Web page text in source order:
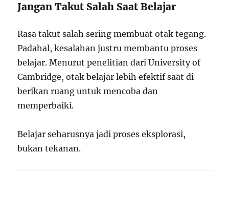
Jangan Takut Salah Saat Belajar
Rasa takut salah sering membuat otak tegang.
Padahal, kesalahan justru membantu proses
belajar. Menurut penelitian dari University of
Cambridge, otak belajar lebih efektif saat di
berikan ruang untuk mencoba dan
memperbaiki.
Belajar seharusnya jadi proses eksplorasi,
bukan tekanan.